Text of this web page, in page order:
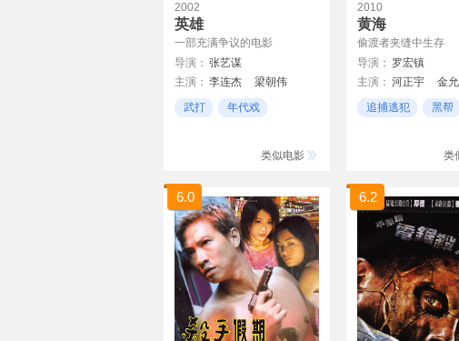
2002
英雄
一部充满争议的电影
导演： 张艺谋
主演： 李连杰
梁朝伟
张曼玉
陈道明
章子怡
武打
年代戏
类似电影
2010
黄海
偷渡者夹缝中生存
导演： 罗宏镇
主演： 河正宇
金
赵成夏
李艾
李哲
追捕逃犯
黑帮
类
6.0 6.2